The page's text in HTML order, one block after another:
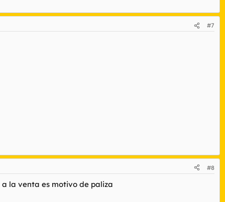
#7
#8
a la venta es motivo de paliza